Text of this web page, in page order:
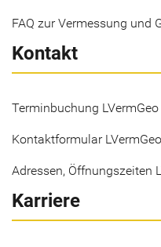
FAQ zur Vermessung und
Kontakt
Terminbuchung LVermGeo
Kontaktformular LVermGeo
Adressen, Öffnungszeiten
Karriere